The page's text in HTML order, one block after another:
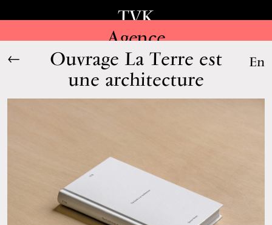
En
TVK
Agence
←
Ouvrage La Terre est
une architecture